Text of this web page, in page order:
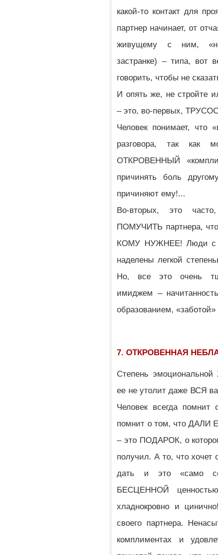
какой-то контакт для
партнер начинает, от
живущему с ним,
застранке) – типа, вот
говорить, чтобы не
И опять же, не стройте
– это, во-первых,
Человек понимает, что
разговора, так как
ОТКРОВЕННЫЙ
причинять боль
причиняют ему!...
Во-вторых, это
ПОМУЧИТЬ партнера,
КОМУ НУЖНЕЕ! Люди с
наделены легкой
Но, все это очень
имиджем –
образованием,
7. ОТКРОВЕННАЯ
Степень
ее не утолит даже ВСЯ
Человек всегда
помнит о том, что ДАЛИ
– это ПОДАРОК, о
получил. А то, что
дать и это «само
БЕСЦЕННОЙ
хладнокровно и
своего партнера.
комплиментах и